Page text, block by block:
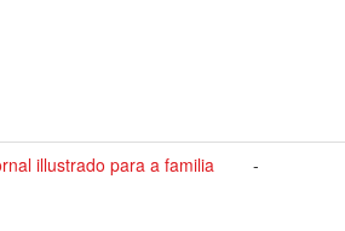
illustrado para a familia
-